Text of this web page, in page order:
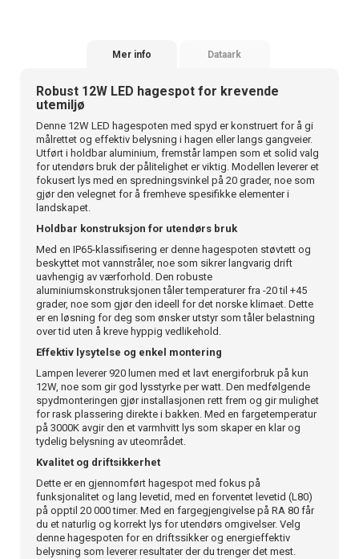
Mer info Dataark
Robust 12W LED hagespot for krevende
utemiljø
Denne 12W LED hagespoten med spyd er konstruert for å gi
målrettet og effektiv belysning i hagen eller langs gangveier.
Utført i holdbar aluminium, fremstår lampen som et solid valg
for utendørs bruk der pålitelighet er viktig. Modellen leverer et
fokusert lys med en spredningsvinkel på 20 grader, noe som
gjør den velegnet for å fremheve spesifikke elementer i
landskapet.
Holdbar konstruksjon for utendørs bruk
Med en IP65-klassifisering er denne hagespoten støvtett og
beskyttet mot vannstråler, noe som sikrer langvarig drift
uavhengig av værforhold. Den robuste
aluminiumskonstruksjonen tåler temperaturer fra -20 til +45
grader, noe som gjør den ideell for det norske klimaet. Dette
er en løsning for deg som ønsker utstyr som tåler belastning
over tid uten å kreve hyppig vedlikehold.
Effektiv lysytelse og enkel montering
Lampen leverer 920 lumen med et lavt energiforbruk på kun
12W, noe som gir god lysstyrke per watt. Den medfølgende
spydmonteringen gjør installasjonen rett frem og gir mulighet
for rask plassering direkte i bakken. Med en fargetemperatur
på 3000K avgir den et varmhvitt lys som skaper en klar og
tydelig belysning av uteområdet.
Kvalitet og driftsikkerhet
Dette er en gjennomført hagespot med fokus på
funksjonalitet og lang levetid, med en forventet levetid (L80)
på opptil 20 000 timer. Med en fargegjengivelse på RA 80 får
du et naturlig og korrekt lys for utendørs omgivelser. Velg
denne hagespoten for en driftssikker og energieffektiv
belysning som leverer resultater der du trenger det mest.